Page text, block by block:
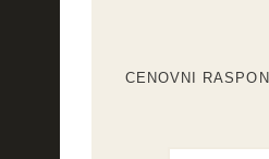
CENOVNI RASPON